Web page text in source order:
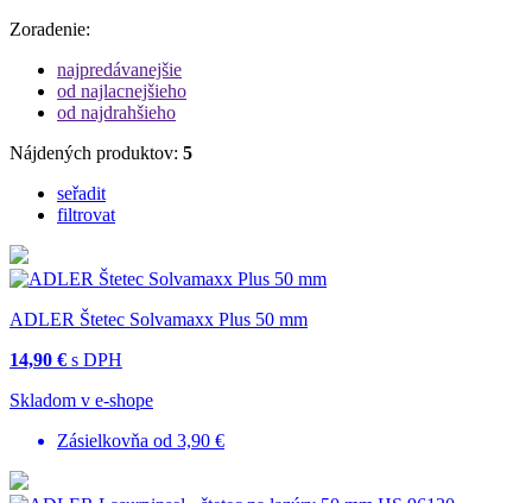
Zoradenie:
najpredávanejšie
od najlacnejšieho
od najdrahšieho
Nájdených produktov: 5
seřadit
filtrovat
ADLER Štetec Solvamaxx Plus 50 mm
14,90 € s DPH
Skladom v e-shope
Zásielkovňa od 3,90 €